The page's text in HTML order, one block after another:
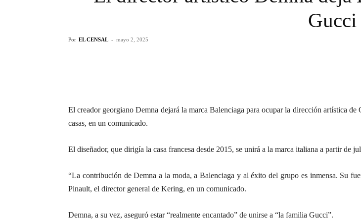
Gucci
Por EL CENSAL - mayo 2, 2025
El creador georgiano Demna dejará la marca Balenciaga para ocupar la dirección artística
casas, en un comunicado.
El diseñador, que dirigía la casa francesa desde 2015, se unirá a la marca italiana a partir de
“La contribución de Demna a la moda, a Balenciaga y al éxito del grupo es inmensa. Su
Pinault, el director general de Kering, en un comunicado.
Demna, a su vez, aseguró estar “realmente encantado” de unirse a “la familia Gucci”.